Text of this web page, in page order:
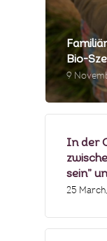
Bio-
9
In der
sein”
25